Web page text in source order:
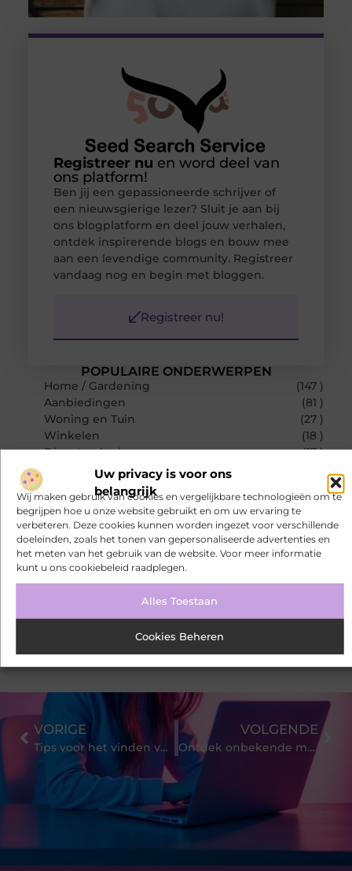
Uw privacy is voor ons
belangrijk
Wij maken gebruik van cookies en vergelijkbare technologieën om te
begrijpen hoe u onze website gebruikt en om uw ervaring te
verbeteren. Deze cookies kunnen worden ingezet voor verschillende
doeleinden, zoals het tonen van gepersonaliseerde advertenties en
het meten van het gebruik van de website. Voor meer informatie
kunt u ons cookiebeleid raadplegen.
Alles Toestaan
Cookies Beheren
POPULAIRE ONDERWERPEN
Home / Gardening
(147 )
Aanbiedingen
(81 )
Woning en Tuin
(27 )
Winkelen
(18 )
Dienstverlening
(17 )
RECENTE BERICHTEN
De juiste biljarttafel kiezen voor thuis of op de zaak
Bamboe T-shirts voor heren die koel blijven
Bamboe T-shirts voor heren die koel blijven
De kracht van visuele contentmarketing
Slimme energieopslag tegen netcongestie
Creëer een kantoorinrichting die werkt
Registreer nu en word deel van
ons platform!
Ben jij een gepassioneerde schrijver of
een nieuwsgierige lezer? Sluit je aan bij
ons blogplatform en deel jouw verhalen,
ontdek inspirerende blogs en bouw mee
aan een levendige community. Registreer
vandaag nog en begin met bloggen.
Registreer nu!
VORIGE
Tips voor het vinden van de perfecte Boekhandel in Utrecht
VOLGENDE
Ontdek onbekende manieren om oprijplaten te gebruiken